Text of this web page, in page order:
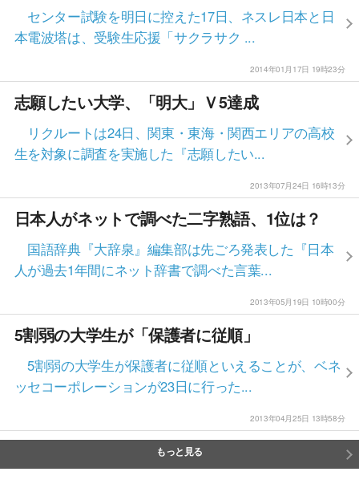
センター試験を明日に控えた17日、ネスレ日本と日
本電波塔は、受験生応援「サクラサク ...
2014年01月17日 19時23分
志願したい大学、「明大」Ｖ5達成
リクルートは24日、関東・東海・関西エリアの高校
生を対象に調査を実施した『志願したい...
2013年07月24日 16時13分
日本人がネットで調べた二字熟語、1位は？
国語辞典『大辞泉』編集部は先ごろ発表した『日本
人が過去1年間にネット辞書で調べた言葉...
2013年05月19日 10時00分
5割弱の大学生が「保護者に従順」
5割弱の大学生が保護者に従順といえることが、ベネ
ッセコーポレーションが23日に行った...
2013年04月25日 13時58分
もっと見る